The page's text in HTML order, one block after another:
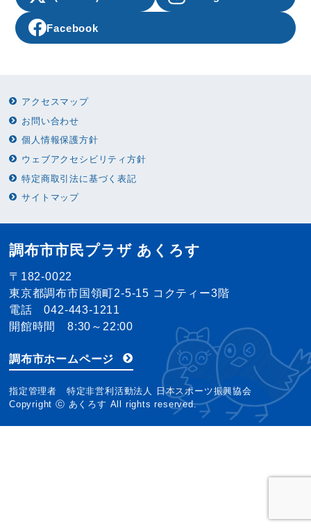
Facebook
アクセスマップ
お問い合わせ
個人情報保護方針
ウェブアクセシビリティ方針
特定商取引法に基づく表記
サイトマップ
調布市市民プラザ あくろす
〒182-0022
東京都調布市国領町2-5-15 コクティー3階
電話 042-443-1211
開館時間 8:30～22:00
調布市ホームページ
指定管理者 特定非営利活動法人 日本スポーツ振興協会
Copyright ⓒ あくろす All rights reserved.